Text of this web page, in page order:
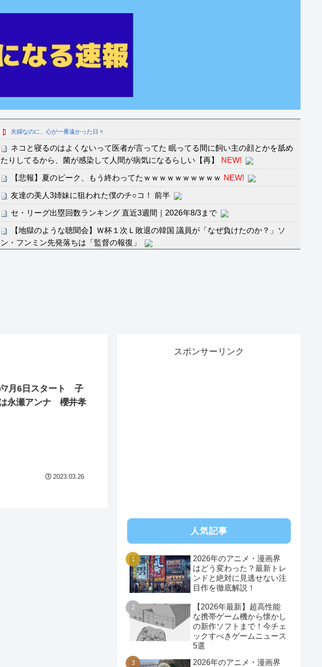
夫婦なのに、心が一番遠かった日々
ネコと寝るのはよくないって医者が言ってた 眠ってる間に飼い主の顔とかを舐め
たりしてるから、菌が感染して人間が病気になるらしい【再】
NEW!
【悲報】夏のピーク、もう終わってたｗｗｗｗｗｗｗｗｗｗ NEW!
友達の美人3姉妹に狙われた僕のチ○コ！ 前半
セ・リーグ出塁回数ランキング 直近3週間｜2026年8/3まで
【地獄のような聴聞会】Ｗ杯１次Ｌ敗退の韓国 議員が「なぜ負けたのか？」ソ
ン・フンミン先発落ちは「監督の報復」
「本気で潰しにきてる」滝沢秀明の新オーディションが“まんまジャニーズ”とフ
ァン衝撃
7月6日スタート 子
永瀬アンナ 櫻井孝
2023.03.26
スポンサーリンク
人気記事
2026年のアニメ・漫画界
はどう変わった？最新トレ
ンドと絶対に見逃せない注
目作を徹底解説！
【2026年最新】超高性能
な携帯ゲーム機から懐かし
の新作ソフトまで！今チェ
ックすべきゲームニュース
5選
2026年のアニメ・漫画界